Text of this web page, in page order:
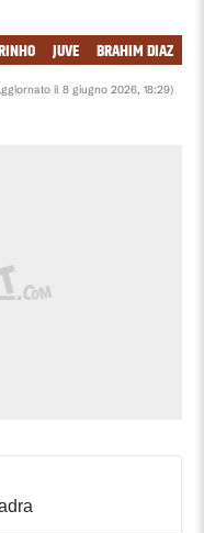
il 8 giugno 2026, 18:29)
BRAHIM DIAZ
JUVE